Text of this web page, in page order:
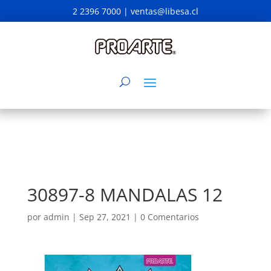
2 2396 7000 | ventas@libesa.cl
30897-8 MANDALAS 12
por admin | Sep 27, 2021 | 0 Comentarios